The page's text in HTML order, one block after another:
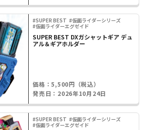
#SUPER BEST #仮面ライダーシリーズ
#仮面ライダーエグゼイド
SUPER BEST DXガシャットギア デュ
アル＆ギアホルダー
価格：5,500円（税込）
発売日：2026年10月24日
#SUPER BEST #仮面ライダーシリーズ
#仮面ライダーエグゼイド